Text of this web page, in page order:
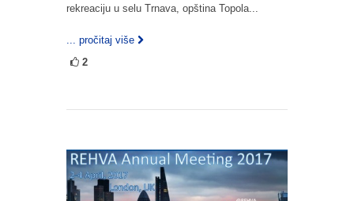
rekreaciju u selu Trnava, opština Topola...
... pročitaj više
2